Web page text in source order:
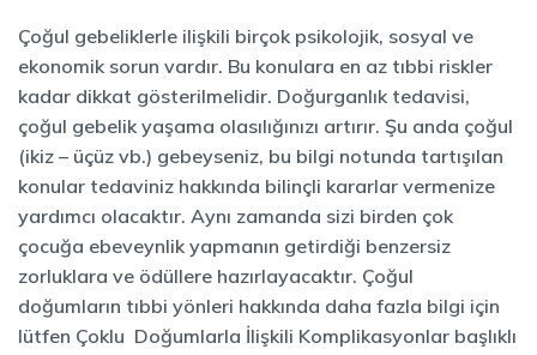
Çoğul gebeliklerle ilişkili birçok psikolojik, sosyal ve
ekonomik sorun vardır. Bu konulara en az tıbbi riskler
kadar dikkat gösterilmelidir. Doğurganlık tedavisi,
çoğul gebelik yaşama olasılığınızı artırır. Şu anda çoğul
(ikiz – üçüz vb.) gebeyseniz, bu bilgi notunda tartışılan
konular tedaviniz hakkında bilinçli kararlar vermenize
yardımcı olacaktır. Aynı zamanda sizi birden çok
çocuğa ebeveynlik yapmanın getirdiği benzersiz
zorluklara ve ödüllere hazırlayacaktır. Çoğul
doğumların tıbbi yönleri hakkında daha fazla bilgi için
lütfen Çoklu Doğumlarla İlişkili Komplikasyonlar başlıklı